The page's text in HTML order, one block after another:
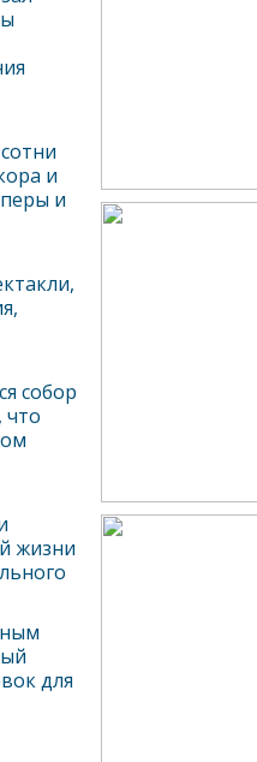
и
и
собор
жизни
для